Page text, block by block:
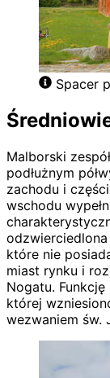
Spacer
Malborski
podłużnym
zachodu i
wschodu
które nie
miast rynku i
Nogatu. Funkcję
której
wezwaniem św.